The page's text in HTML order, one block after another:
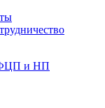
и НП